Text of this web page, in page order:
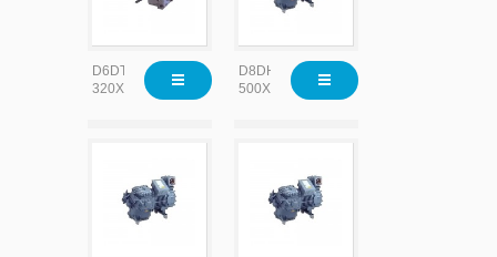
D6DT-
320X
D8DH-
500X